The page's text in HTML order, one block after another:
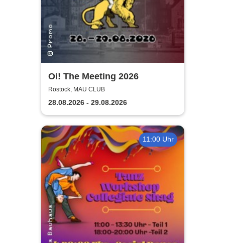
Oi! The Meeting 2026
Rostock, MAU CLUB
28.08.2026 - 29.08.2026
11:00 Uhr